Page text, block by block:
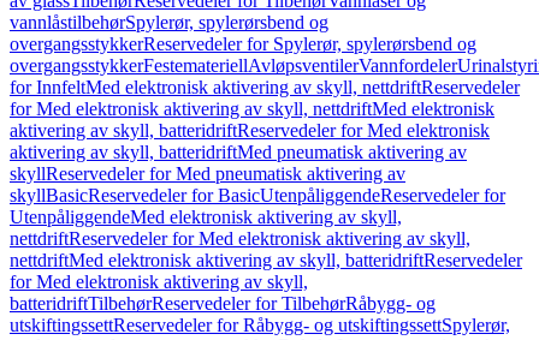
vannlåstilbehørSpylerør, spylerørsbend og
overgangsstykkerReservedeler for Spylerør, spylerørsbend og
overgangsstykkerFestemateriellAvløpsventilerVannfordeler
for InnfeltMed elektronisk aktivering av skyll, nettdriftReservedeler
for Med elektronisk aktivering av skyll, nettdriftMed elektronisk
aktivering av skyll, batteridriftReservedeler for Med elektronisk
aktivering av skyll, batteridriftMed pneumatisk aktivering av
skyllReservedeler for Med pneumatisk aktivering av
skyllBasicReservedeler for BasicUtenpåliggendeReservedeler for
UtenpåliggendeMed elektronisk aktivering av skyll,
nettdriftReservedeler for Med elektronisk aktivering av skyll,
nettdriftMed elektronisk aktivering av skyll, batteridriftReservedeler
for Med elektronisk aktivering av skyll,
batteridriftTilbehørReservedeler for TilbehørRåbygg- og
utskiftingssettReservedeler for Råbygg- og utskiftingssettSpylerør,